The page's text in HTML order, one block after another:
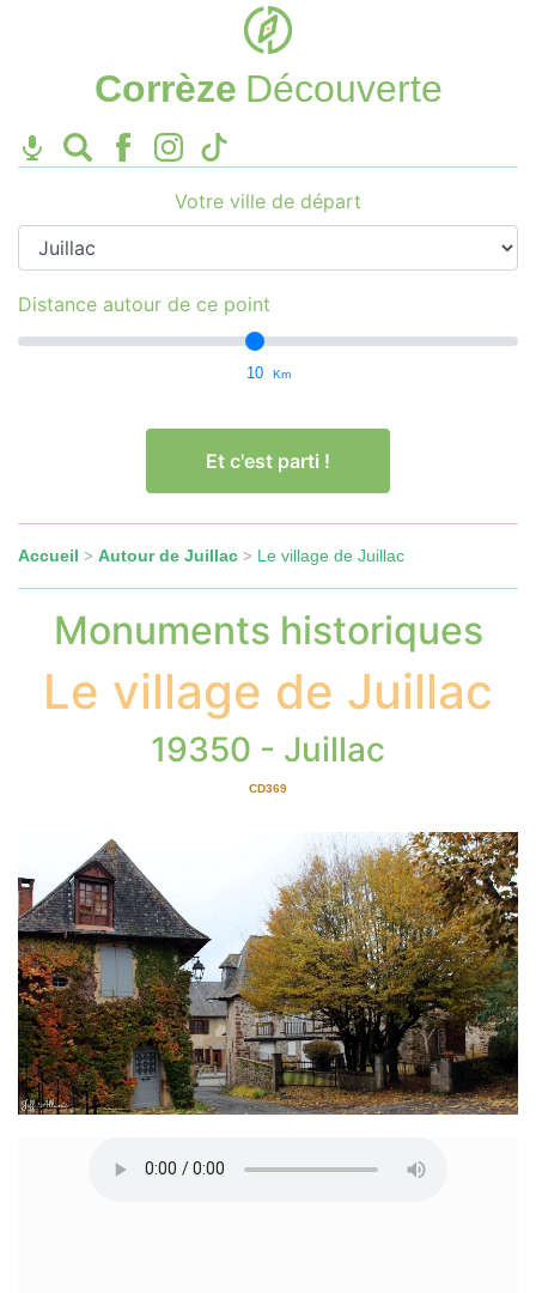
Corrèze Découverte
Votre ville de départ
Distance autour de ce point
10 Km
Et c'est parti !
Accueil > Autour de Juillac > Le village de Juillac
Monuments historiques
Le village de Juillac
19350 - Juillac
CD369